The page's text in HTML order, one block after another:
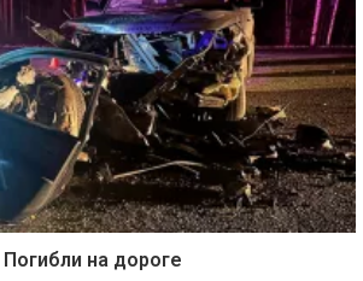
Погибли на дороге